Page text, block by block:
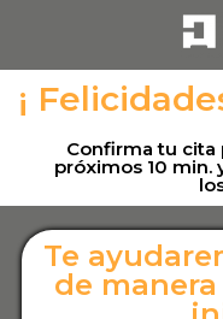
¡
Confirma tu cita
próximos 10 min.
Te
de